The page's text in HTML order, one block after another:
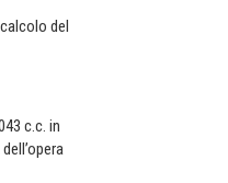
del
c.c. in